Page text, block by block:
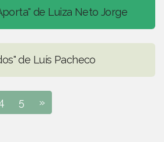
de Luiza Neto Jorge
de Luís Pacheco
5 »